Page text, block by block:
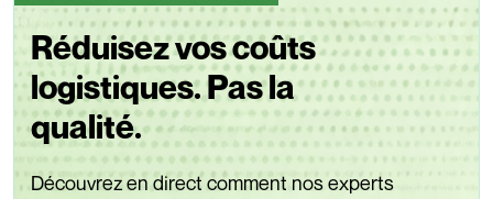
Réduisez vos coûts
logistiques. Pas la
qualité.
Découvrez en direct comment nos experts